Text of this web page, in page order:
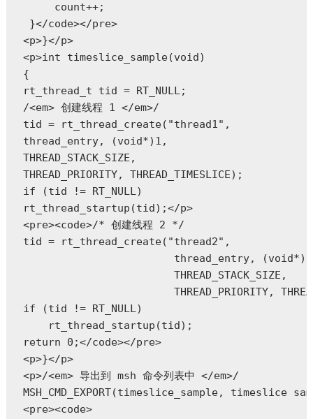
     count++;
}</code></pre>
<p>}</p>
<p>int timeslice_sample(void)
{
rt_thread_t tid = RT_NULL;
/<em> 创建线程 1 </em>/
tid = rt_thread_create("thread1",
thread_entry, (void*)1,
THREAD_STACK_SIZE,
THREAD_PRIORITY, THREAD_TIMESLICE);
if (tid != RT_NULL)
rt_thread_startup(tid);</p>
<pre><code>/* 创建线程 2 */
tid = rt_thread_create("thread2",
thread_entry,
                        THREAD_STACK_SIZE,
THREAD_PRIORITY,
if (tid != RT_NULL)
    rt_thread_startup(tid);
return 0;</code></pre>
<p>}</p>
<p>/<em> 导出到 msh 命令列表中 </em>/
MSH_CMD_EXPORT(timeslice_sample, timeslice
<pre><code>